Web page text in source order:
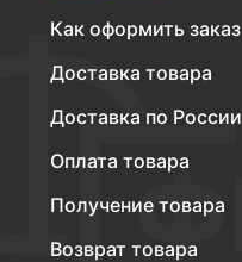
Как оформить заказ
Доставка товара
Доставка по России
Оплата товара
Получение товара
Возврат товара